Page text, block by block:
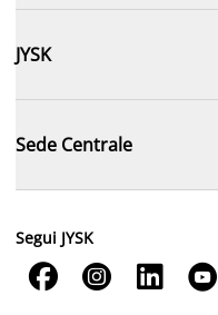
JYSK
Sede Centrale
Segui JYSK
   